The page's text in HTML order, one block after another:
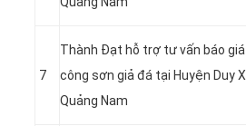
7
Thành Đạt hỗ trợ tư vấn báo
công sơn giả đá tại Huyện Duy
Quảng Nam